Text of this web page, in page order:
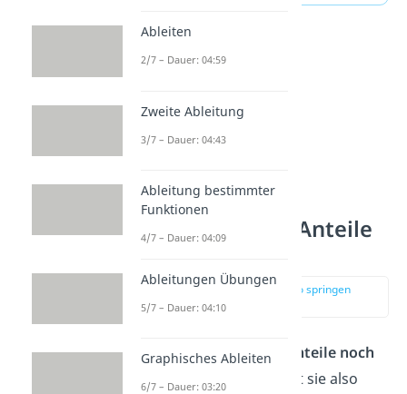
Kreisdiagramm Anteile
zur Stelle im Video springen
(00:46)
Manchmal sind dir die
Anteile noch
nicht gegeben
. Du musst sie also
Ableiten
2/7 – Dauer: 04:59
Zweite Ableitung
3/7 – Dauer: 04:43
Ableitung bestimmter
Funktionen
4/7 – Dauer: 04:09
Ableitungen Übungen
5/7 – Dauer: 04:10
Graphisches Ableiten
6/7 – Dauer: 03:20